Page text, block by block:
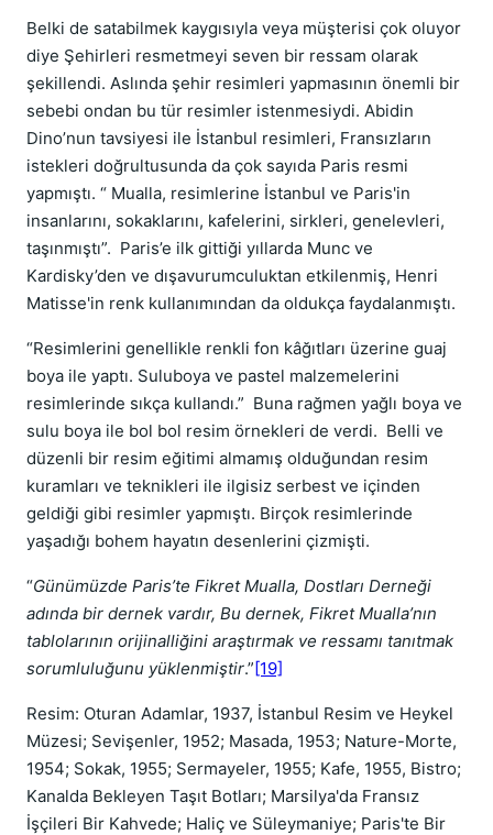
Belki de satabilmek kaygısıyla veya müşterisi çok oluyor
diye Şehirleri resmetmeyi seven bir ressam olarak
şekillendi. Aslında şehir resimleri yapmasının önemli bir
sebebi ondan bu tür resimler istenmesiydi. Abidin
Dino’nun tavsiyesi ile İstanbul resimleri, Fransızların
istekleri doğrultusunda da çok sayıda Paris resmi
yapmıştı. “ Mualla, resimlerine İstanbul ve Paris'in
insanlarını, sokaklarını, kafelerini, sirkleri, genelevleri,
taşınmıştı”. Paris’e ilk gittiği yıllarda Munc ve
Kardisky’den ve dışavurumculuktan etkilenmiş, Henri
Matisse'in renk kullanımından da oldukça faydalanmıştı.
“Resimlerini genellikle renkli fon kâğıtları üzerine guaj
boya ile yaptı. Suluboya ve pastel malzemelerini
resimlerinde sıkça kullandı.” Buna rağmen yağlı boya ve
sulu boya ile bol bol resim örnekleri de verdi. Belli ve
düzenli bir resim eğitimi almamış olduğundan resim
kuramları ve teknikleri ile ilgisiz serbest ve içinden
geldiği gibi resimler yapmıştı. Birçok resimlerinde
yaşadığı bohem hayatın desenlerini çizmişti.
“Günümüzde Paris’te Fikret Mualla, Dostları Derneği
adında bir dernek vardır, Bu dernek, Fikret Mualla’nın
tablolarının orijinalliğini araştırmak ve ressamı tanıtmak
sorumluluğunu yüklenmiştir.”[19]
Resim: Oturan Adamlar, 1937, İstanbul Resim ve Heykel
Müzesi; Sevişenler, 1952; Masada, 1953; Nature-Morte,
1954; Sokak, 1955; Sermayeler, 1955; Kafe, 1955, Bistro;
Kanalda Bekleyen Taşıt Botları; Marsilya'da Fransız
İşçileri Bir Kahvede; Haliç ve Süleymaniye; Paris'te Bir